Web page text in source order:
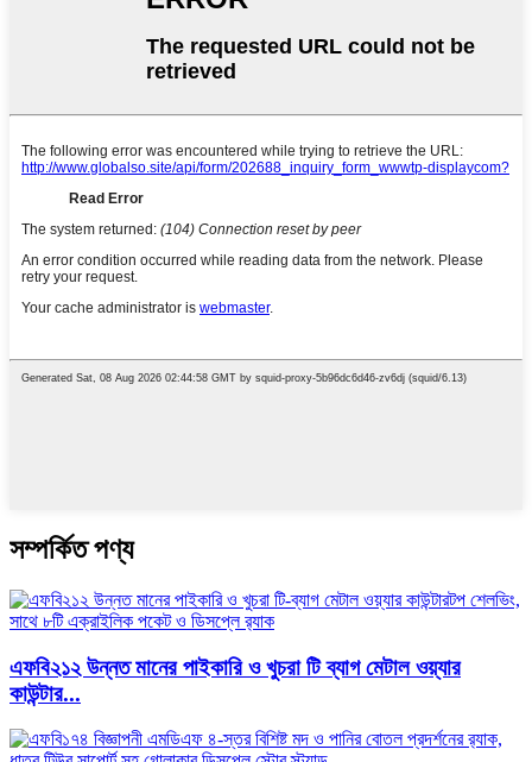
সম্পর্কিত পণ্য
এফবি২১২ উন্নত মানের পাইকারি ও খুচরা টি ব্যাগ মেটাল ওয়্যার
কাউন্টার...